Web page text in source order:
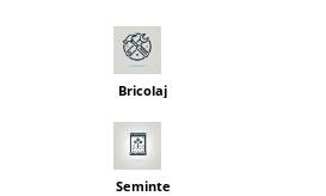
Seminte zucchini
Seminte Legume Profesionale
Seminte pentru germinare
Seminte trifoi
Bricolaj
Seminte